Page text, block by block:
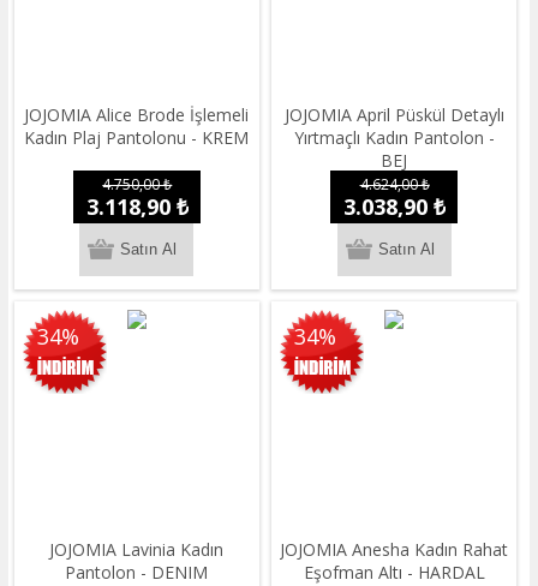
JOJOMIA Alice Brode İşlemeli
Kadın Plaj Pantolonu - KREM
4.750,00 ₺
3.118,90 ₺
JOJOMIA April Püskül Detaylı
Yırtmaçlı Kadın Pantolon -
BEJ
4.624,00 ₺
3.038,90 ₺
34%
JOJOMIA Lavinia Kadın
Pantolon - DENIM
34%
JOJOMIA Anesha Kadın Rahat
Eşofman Altı - HARDAL